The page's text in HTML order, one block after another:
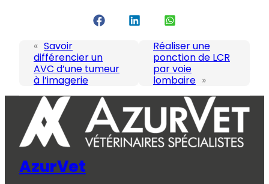
« Savoir
différencier un
AVC d’une tumeur
à l’imagerie
Réaliser une
ponction de LCR
par voie
lombaire »
AzurVet